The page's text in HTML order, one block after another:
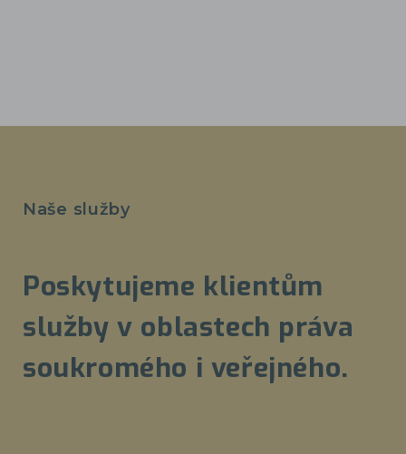
Naše služby
Poskytujeme klientům
služby v oblastech práva
soukromého i veřejného.